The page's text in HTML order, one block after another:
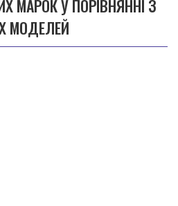
МАРОК У ПОРІВНЯННІ З
МОДЕЛЕЙ